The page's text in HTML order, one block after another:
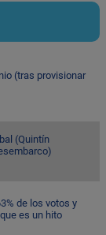
(tras provisionar
(Quintín
de los votos y
es un hito